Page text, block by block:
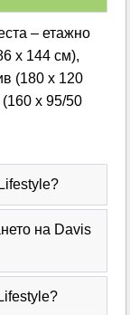
– етажно
x 144 см),
(180 x 120
x 95/50
на Davis